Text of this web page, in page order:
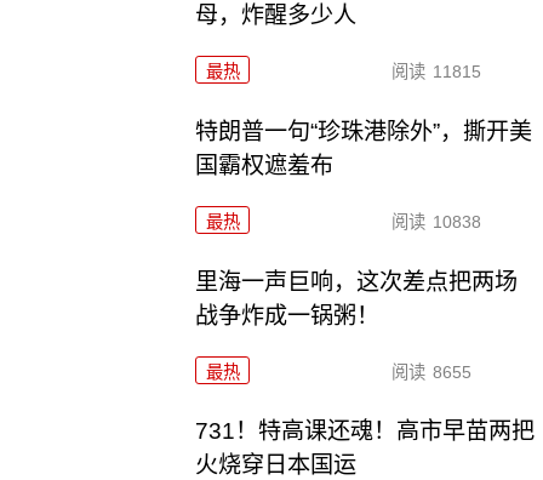
母，炸醒多少人
最热 阅读 11815
特朗普一句“珍珠港除外”，撕开美
国霸权遮羞布
最热 阅读 10838
里海一声巨响，这次差点把两场
战争炸成一锅粥！
最热 阅读 8655
731！特高课还魂！高市早苗两把
火烧穿日本国运